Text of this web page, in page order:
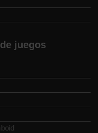
juegos